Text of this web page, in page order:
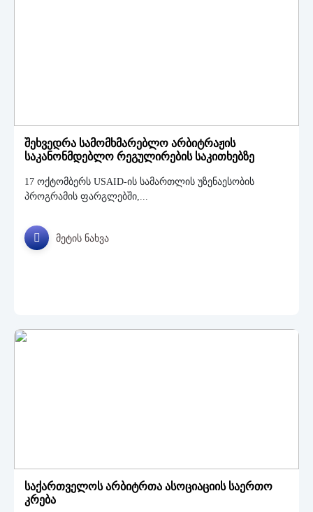
შეხვედრა სამომხმარებლო არბიტრაჟის
საკანონმდებლო რეგულირების საკითხებზე
17 ოქტომბერს USAID-ის სამართლის უზენაესობის
პროგრამის ფარგლებში,...
მეტის ნახვა
საქართველოს არბიტრთა ასოციაციის საერთო
კრება